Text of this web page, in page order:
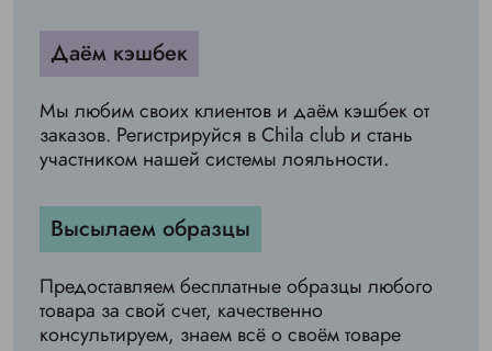
Даём кэшбек
Мы любим своих клиентов и даём кэшбек от
заказов. Регистрируйся в Chila club и стань
участником нашей системы лояльности.
Высылаем образцы
Предоставляем бесплатные образцы любого
товара за свой счет, качественно
консультируем, знаем всё о своём товаре